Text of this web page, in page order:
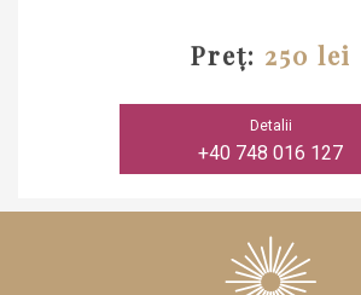
Preț: 250 lei
Detalii
+40 748 016 127